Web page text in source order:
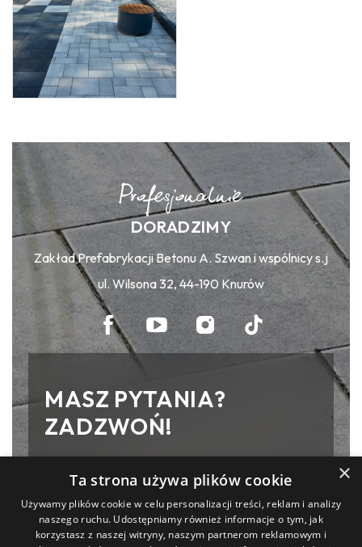
MASZ PYTANIA?
ZADZWOŃ!
ul. Wilsona 32, 44-190 Knurów
DORADZIMY
Zakład Prefabrykacji Betonu A. Szwan i wspólnicy s.j
ul. Wilsona 32, 44-190 Knurów
×
Ta strona używa plików cookie
Używamy plików cookie w celu personalizacji treści, reklam i analizy
naszego ruchu. Udostępniamy również informacje o tym, jak
korzystasz z naszej witryny, naszym partnerom reklamowym i